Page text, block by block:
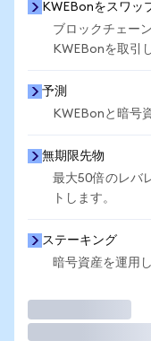
KWEBonをスワッ
ブロックチェー
KWEBonを取引
予測
KWEBonと暗号
無期限先物
最大50倍のレバ
トします。
ステーキング
暗号資産を運用